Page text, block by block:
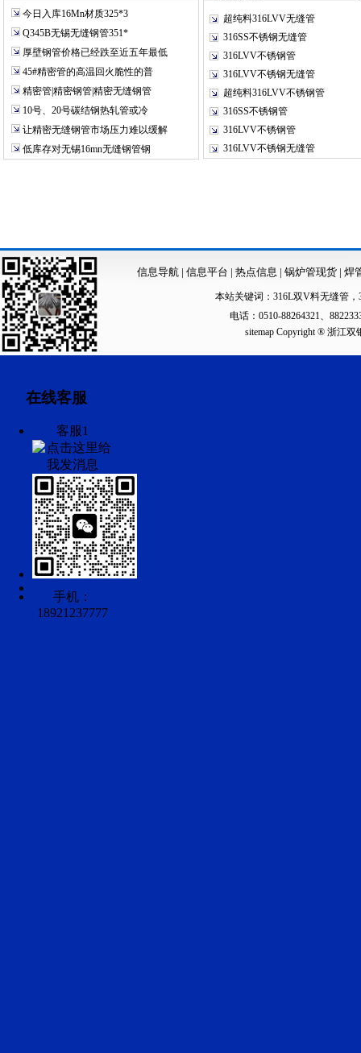
今日入库16Mn材质325*3
Q345B无锡无缝钢管351*
厚壁钢管价格已经跌至近五年最低
45#精密管的高温回火脆性的普
精密管|精密钢管|精密无缝钢管
10号、20号碳结钢热轧管或冷
让精密无缝钢管市场压力难以缓解
低库存对无锡16mn无缝钢管钢
超纯料316LVV无缝管
316SS不锈钢无缝管
316LVV不锈钢管
316LVV不锈钢无缝管
超纯料316LVV不锈钢管
316SS不锈钢管
316LVV不锈钢管
316LVV不锈钢无缝管
信息导航| 信息平台 | 热点信息 | 锅炉管现货 | 焊
本站关键词： 316L双V料无缝管 ，
电话：0510-88264321、
sitemapCopyright ® 浙江双
在线客服
客服1
手机：
18921237777